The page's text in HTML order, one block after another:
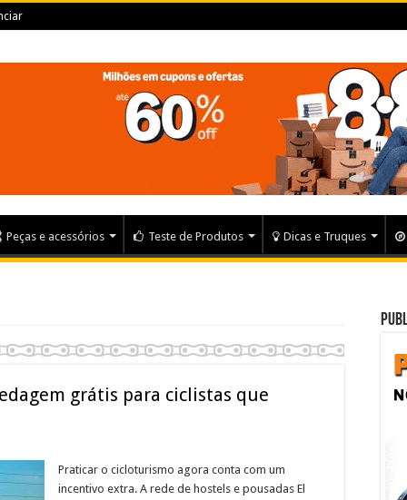
Peças e acessórios Teste de Produtos Dicas e Truques
grátis para ciclistas que
Praticar o cicloturismo agora conta com um
incentivo extra. A rede de hostels e pousadas El